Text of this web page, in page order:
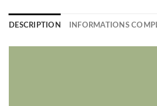
DESCRIPTION INFORMATIONS